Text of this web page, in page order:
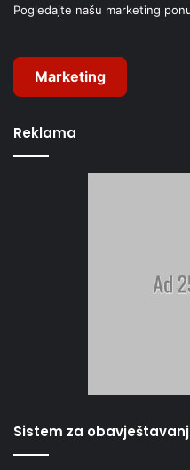
Pogledajte našu marketing
Marketing
Reklama
Sistem za